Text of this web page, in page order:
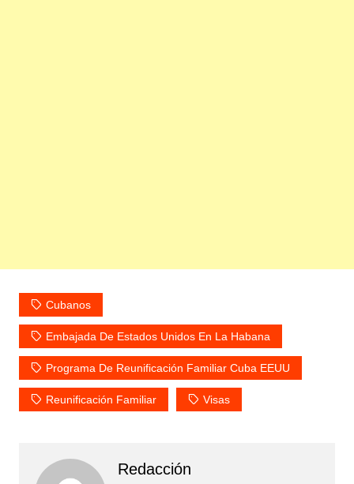
Cubanos
Embajada De Estados Unidos En La Habana
Programa De Reunificación Familiar Cuba EEUU
Reunificación Familiar Visas
Redacción